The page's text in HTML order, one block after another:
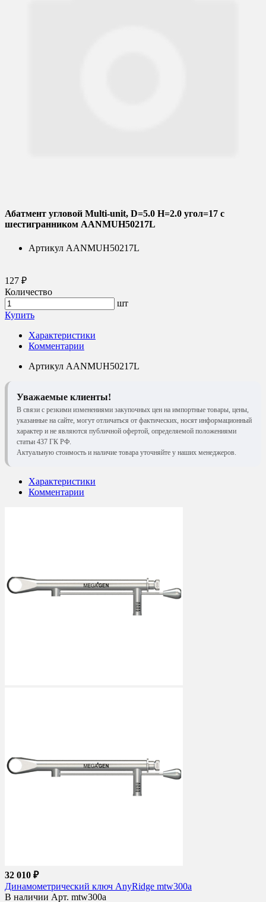
Абатмент угловой Multi-unit, D=5.0 H=2.0 угол=17 с
шестигранником AANMUH50217L
Артикул AANMUH50217L
127 ₽
Количество
шт
Купить
Характеристики
Комментарии
Артикул AANMUH50217L
Уважаемые клиенты!
В связи с резкими изменениями закупочных цен на импортные товары, цены,
указанные на сайте, могут отличаться от фактических, носят информационный
характер и не являются публичной офертой, определяемой положениями
статьи 437 ГК РФ.
Актуальную стоимость и наличие товара уточняйте у наших менеджеров.
Характеристики
Комментарии
32 010 ₽
Динамометрический ключ AnyRidge mtw300a
В наличии Арт. mtw300a